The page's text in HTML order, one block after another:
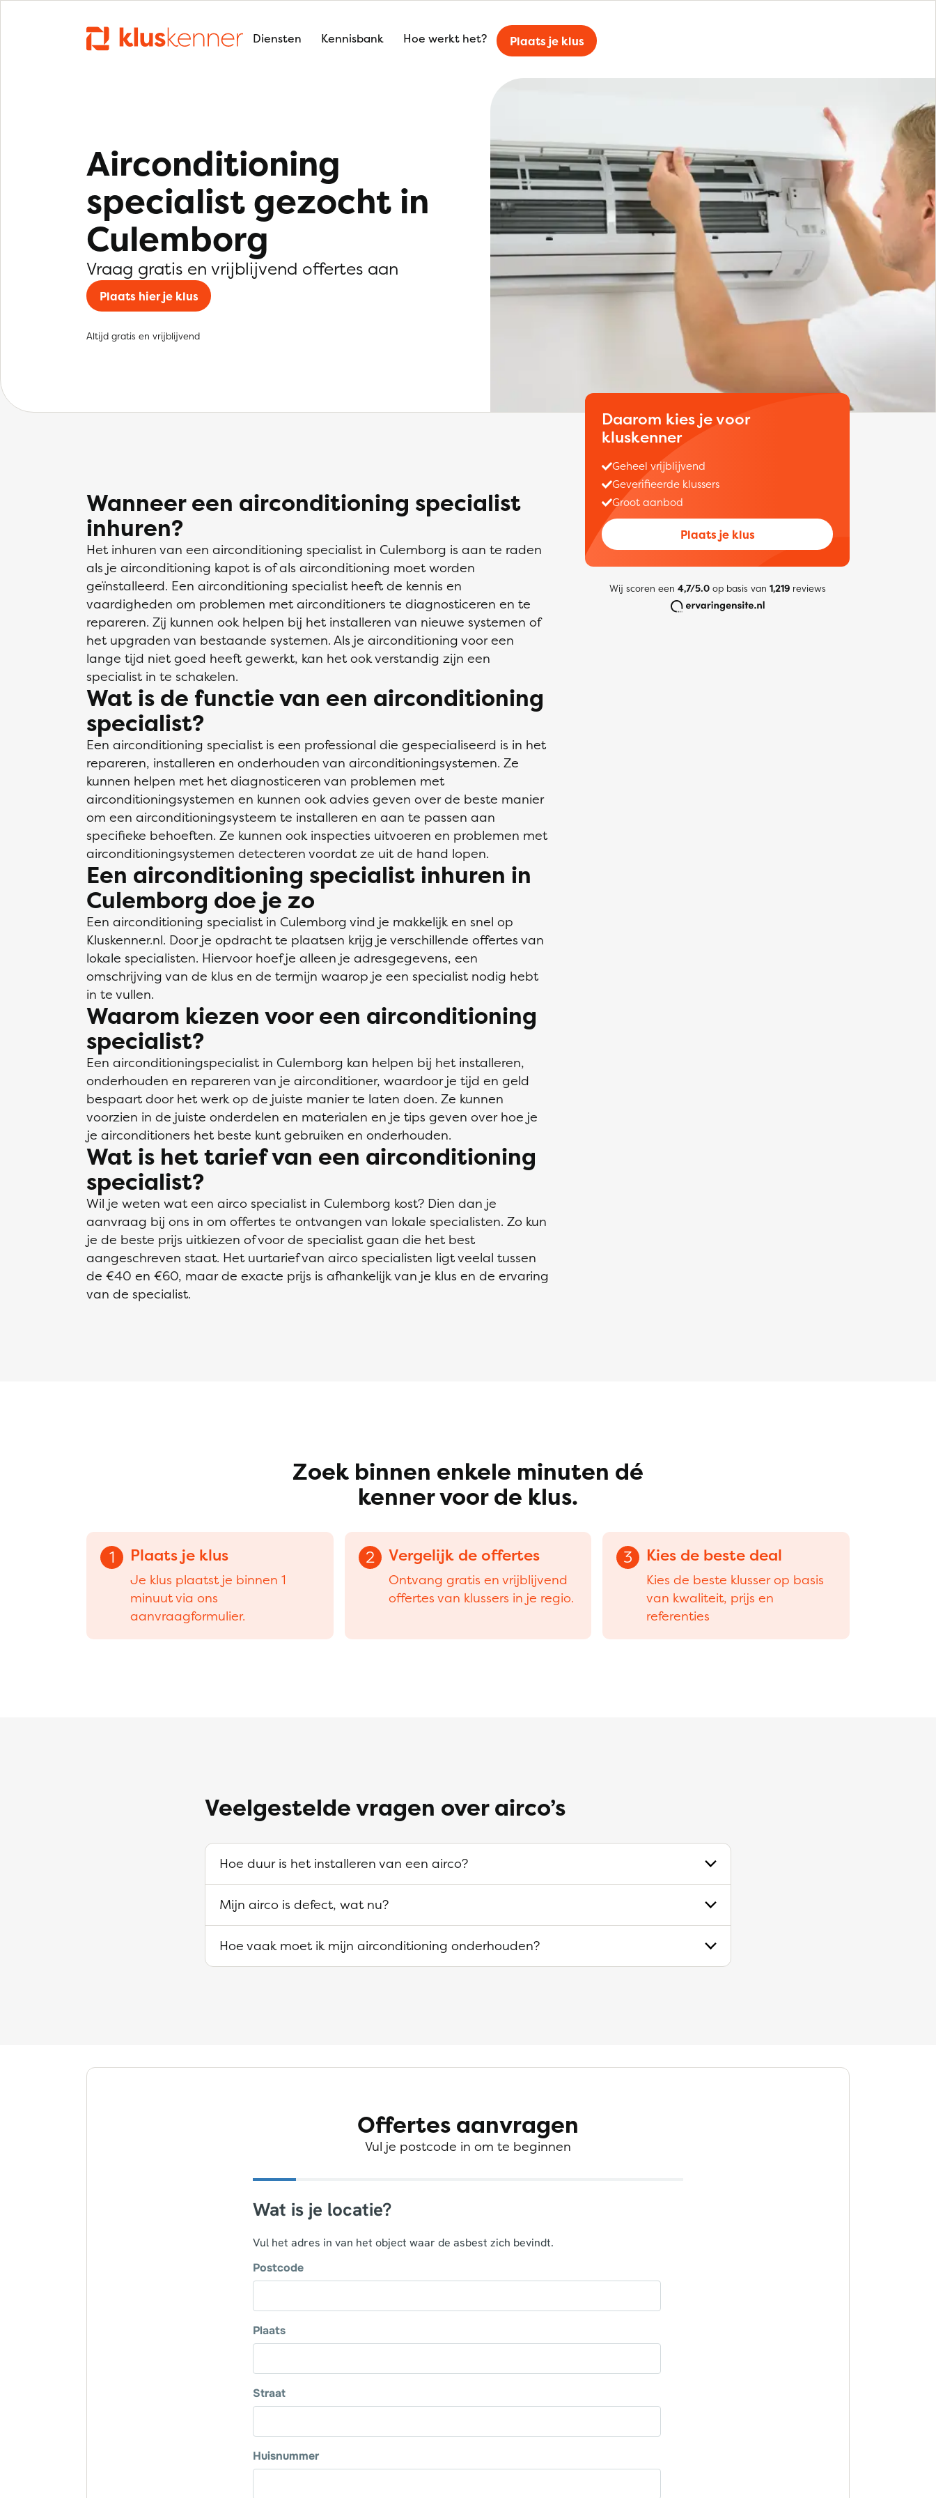
Diensten Kennisbank Hoe werkt het? Plaats je klus
Airconditioning
specialist gezocht in
Culemborg
Vraag gratis en vrijblijvend offertes aan
Plaats hier je klus
Altijd gratis en vrijblijvend
Wanneer een airconditioning specialist
inhuren?
Het inhuren van een airconditioning specialist in Culemborg is aan te raden
als je airconditioning kapot is of als airconditioning moet worden
geïnstalleerd. Een airconditioning specialist heeft de kennis en
vaardigheden om problemen met airconditioners te diagnosticeren en te
repareren. Zij kunnen ook helpen bij het installeren van nieuwe systemen of
het upgraden van bestaande systemen. Als je airconditioning voor een
lange tijd niet goed heeft gewerkt, kan het ook verstandig zijn een
specialist in te schakelen.
Wat is de functie van een airconditioning
specialist?
Een airconditioning specialist is een professional die gespecialiseerd is in het
repareren, installeren en onderhouden van airconditioningsystemen. Ze
kunnen helpen met het diagnosticeren van problemen met
airconditioningsystemen en kunnen ook advies geven over de beste manier
om een airconditioningsysteem te installeren en aan te passen aan
specifieke behoeften. Ze kunnen ook inspecties uitvoeren en problemen met
airconditioningsystemen detecteren voordat ze uit de hand lopen.
Een airconditioning specialist inhuren in
Culemborg doe je zo
Een airconditioning specialist in Culemborg vind je makkelijk en snel op
Kluskenner.nl. Door je opdracht te plaatsen krijg je verschillende offertes van
lokale specialisten. Hiervoor hoef je alleen je adresgegevens, een
omschrijving van de klus en de termijn waarop je een specialist nodig hebt
in te vullen.
Waarom kiezen voor een airconditioning
specialist?
Een airconditioningspecialist in Culemborg kan helpen bij het installeren,
onderhouden en repareren van je airconditioner, waardoor je tijd en geld
bespaart door het werk op de juiste manier te laten doen. Ze kunnen
voorzien in de juiste onderdelen en materialen en je tips geven over hoe je
je airconditioners het beste kunt gebruiken en onderhouden.
Wat is het tarief van een airconditioning
specialist?
Wil je weten wat een airco specialist in Culemborg kost? Dien dan je
aanvraag bij ons in om offertes te ontvangen van lokale specialisten. Zo kun
je de beste prijs uitkiezen of voor de specialist gaan die het best
aangeschreven staat. Het uurtarief van airco specialisten ligt veelal tussen
de €40 en €60, maar de exacte prijs is afhankelijk van je klus en de ervaring
van de specialist.
Daarom kies je voor
kluskenner
Geheel vrijblijvend
Geverifieerde klussers
Groot aanbod
Plaats je klus
Wij scoren een 4,7/5.0op basis van 1,219reviews
Zoek binnen enkele minuten dé
kenner voor de klus.
1 Plaats je klus
Je klus plaatst je binnen 1
minuut via ons
aanvraagformulier.
2 Vergelijk de offertes
Ontvang gratis en vrijblijvend
offertes van klussers in je regio.
3 Kies de beste deal
Kies de beste klusser op basis
van kwaliteit, prijs en
referenties
Veelgestelde vragen over airco’s
Hoe duur is het installeren van een airco?
Mijn airco is defect, wat nu?
Hoe vaak moet ik mijn airconditioning onderhouden?
Offertes aanvragen
Vul je postcode in om te beginnen